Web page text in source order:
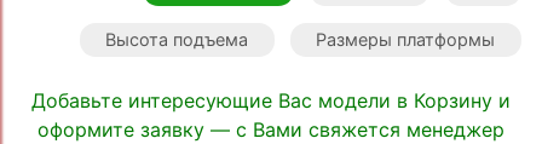
Высота подъема Размеры платформы
Добавьте интересующие Вас модели в Корзину и
оформите заявку — с Вами свяжется менеджер